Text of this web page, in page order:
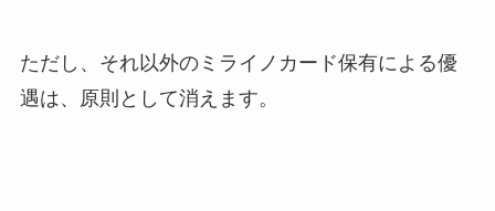
ただし、それ以外のミライノカード保有による優
遇は、原則として消えます。